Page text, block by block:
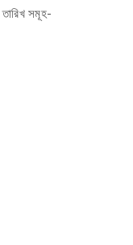
সমূহ-